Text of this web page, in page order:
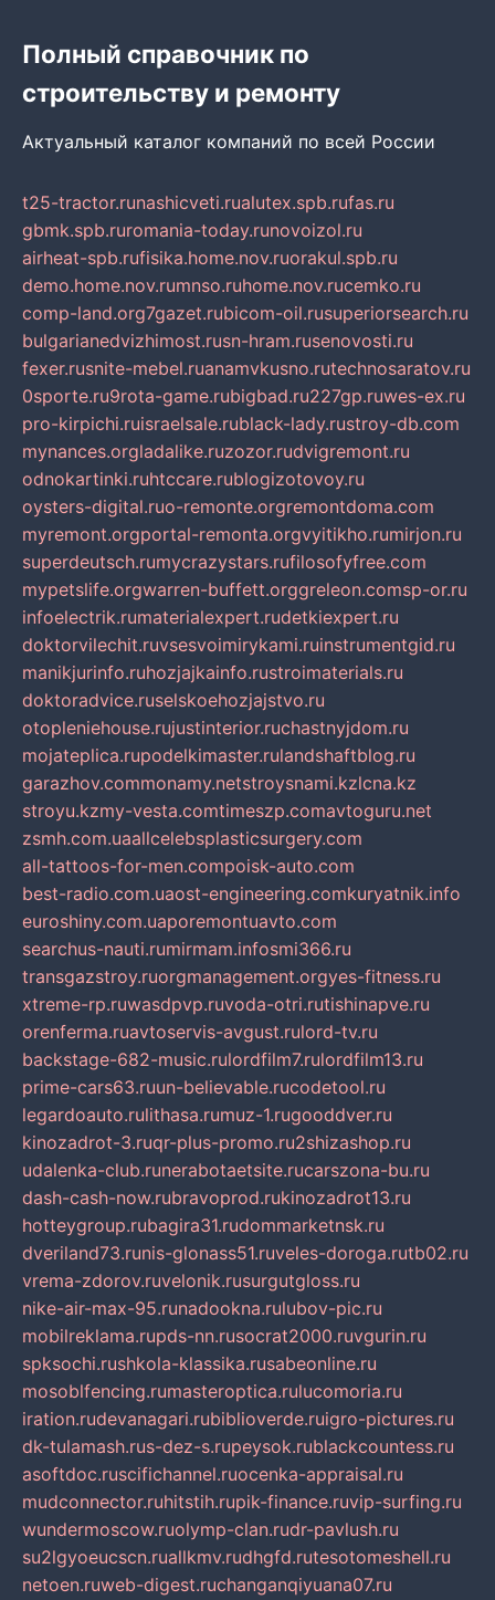
Полный справочник по
строительству и ремонту
Актуальный каталог компаний по всей России
t25-tractor.runashicveti.rualutex.spb.rufas.ru
gbmk.spb.ruromania-today.runovoizol.ru
airheat-spb.rufisika.home.nov.ruorakul.spb.ru
demo.home.nov.rumnso.ruhome.nov.rucemko.ru
comp-land.org7gazet.rubicom-oil.rusuperiorsearch.ru
bulgarianedvizhimost.rusn-hram.rusenovosti.ru
fexer.rusnite-mebel.ruanamvkusno.rutechnosaratov.ru
0sporte.ru9rota-game.rubigbad.ru227gp.ruwes-ex.ru
pro-kirpichi.ruisraelsale.rublack-lady.rustroy-db.com
mynances.orgladalike.ruzozor.rudvigremont.ru
odnokartinki.ruhtccare.rublogizotovoy.ru
oysters-digital.ruo-remonte.orgremontdoma.com
myremont.orgportal-remonta.orgvyitikho.rumirjon.ru
superdeutsch.rumycrazystars.rufilosofyfree.com
mypetslife.orgwarren-buffett.orggreleon.comsp-or.ru
infoelectrik.rumaterialexpert.rudetkiexpert.ru
doktorvilechit.ruvsesvoimirykami.ruinstrumentgid.ru
manikjurinfo.ruhozjajkainfo.rustroimaterials.ru
doktoradvice.ruselskoehozjajstvo.ru
otopleniehouse.rujustinterior.ruchastnyjdom.ru
mojateplica.rupodelkimaster.rulandshaftblog.ru
garazhov.commonamy.netstroysnami.kzlcna.kz
stroyu.kzmy-vesta.comtimeszp.comavtoguru.net
zsmh.com.uaallcelebsplasticsurgery.com
all-tattoos-for-men.compoisk-auto.com
best-radio.com.uaost-engineering.comkuryatnik.info
euroshiny.com.uaporemontuavto.com
searchus-nauti.rumirmam.infosmi366.ru
transgazstroy.ruorgmanagement.orgyes-fitness.ru
xtreme-rp.ruwasdpvp.ruvoda-otri.rutishinapve.ru
orenferma.ruavtoservis-avgust.rulord-tv.ru
backstage-682-music.rulordfilm7.rulordfilm13.ru
prime-cars63.ruun-believable.rucodetool.ru
legardoauto.rulithasa.rumuz-1.rugooddver.ru
kinozadrot-3.ruqr-plus-promo.ru2shizashop.ru
udalenka-club.runerabotaetsite.rucarszona-bu.ru
dash-cash-now.rubravoprod.rukinozadrot13.ru
hotteygroup.rubagira31.rudommarketnsk.ru
dveriland73.runis-glonass51.ruveles-doroga.rutb02.ru
vrema-zdorov.ruvelonik.rusurgutgloss.ru
nike-air-max-95.runadookna.rulubov-pic.ru
mobilreklama.rupds-nn.rusocrat2000.ruvgurin.ru
spksochi.rushkola-klassika.rusabeonline.ru
mosoblfencing.rumasteroptica.rulucomoria.ru
iration.rudevanagari.rubiblioverde.ruigro-pictures.ru
dk-tulamash.rus-dez-s.rupeysok.rublackcountess.ru
asoftdoc.ruscifichannel.ruocenka-appraisal.ru
mudconnector.ruhitstih.rupik-finance.ruvip-surfing.ru
wundermoscow.ruolymp-clan.rudr-pavlush.ru
su2lgyoeucscn.ruallkmv.rudhgfd.rutesotomeshell.ru
netoen.ruweb-digest.ruchanganqiyuana07.ru